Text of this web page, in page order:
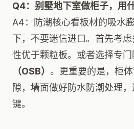
Q4：别墅地下室做柜子，用
A4：防潮核心看板材的吸水
下，不要迷信进口。首先考虑
性优于颗粒板。或者选择专
（OSB） 。更重要的是，柜
隙，墙面做好防水防潮处理
键。